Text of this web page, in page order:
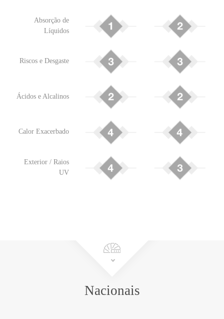
Absorção de
Líquidos
Riscos e Desgaste
Ácidos e Alcalinos
Calor Exacerbado
Exterior / Raios
UV
Nacionais